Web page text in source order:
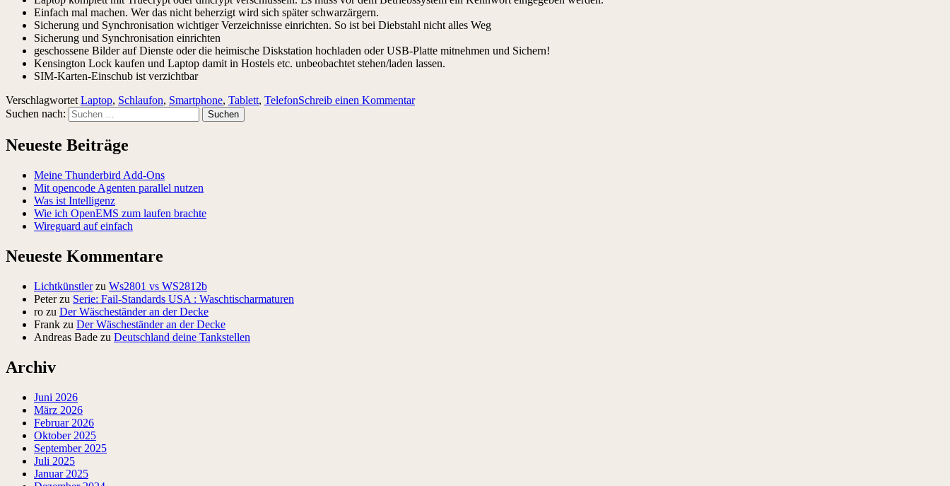
Einfach mal machen. Wer das nicht beherzigt wird sich später schwarzärgern.
Sicherung und Synchronisation wichtiger Verzeichnisse einrichten. So ist bei Diebstahl nicht alles Weg
Sicherung und Synchronisation einrichten
geschossene Bilder auf Dienste oder die heimische Diskstation hochladen oder USB-Platte mitnehmen und Sichern!
Kensington Lock kaufen und Laptop damit in Hostels etc. unbeobachtet stehen/laden lassen.
SIM-Karten-Einschub ist verzichtbar
Verschlagwortet Laptop, Schlaufon, Smartphone, Tablett, TelefonSchreib einen Kommentar
Suchen nach:
Neueste Beiträge
Meine Thunderbird Add-Ons
Mit opencode Agenten parallel nutzen
Was ist Intelligenz
Wie ich OpenEMS zum laufen brachte
Wireguard auf einfach
Neueste Kommentare
Lichtkünstlerzu Ws2801 vs WS2812b
Peterzu Serie: Fail-Standards USA : Waschtischarmaturen
ro zu Der Wäscheständer an der Decke
Frank zu Der Wäscheständer an der Decke
Andreas Bade zu Deutschland deine Tankstellen
Archiv
Juni 2026
März 2026
Februar 2026
Oktober 2025
September 2025
Juli 2025
Januar 2025